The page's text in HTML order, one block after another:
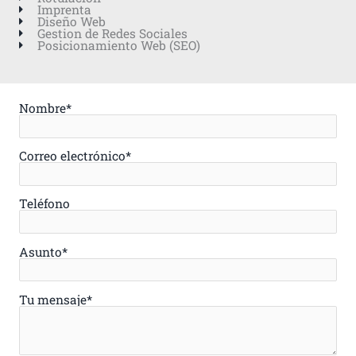
Imprenta
Diseño Web
Gestion de Redes Sociales
Posicionamiento Web (SEO)
Nombre*
Correo electrónico*
Teléfono
Asunto*
Tu mensaje*